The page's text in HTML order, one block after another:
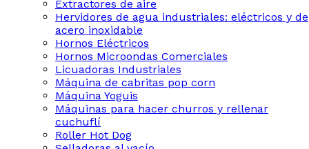
Extractores de aire
Hervidores de agua industriales: eléctricos y de
acero inoxidable
Hornos Eléctricos
Hornos Microondas Comerciales
Licuadoras Industriales
Máquina de cabritas pop corn
Máquina Yoguis
Máquinas para hacer churros y rellenar
cuchuflí
Roller Hot Dog